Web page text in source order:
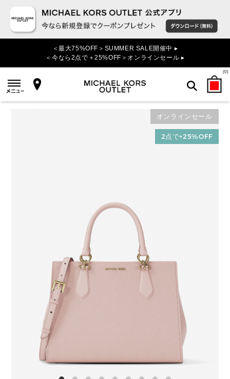
＜最大75%OFF＞SUMMER SALE開催中 ▸
＜今なら2点で＋25%OFF＞オンラインセール ▸
(0)
検索
オンラインセール
2点で+25%OFF